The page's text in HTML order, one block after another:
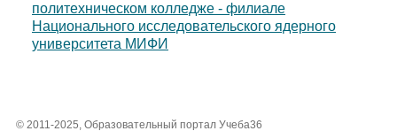
политехническом колледже - филиале
Национального исследовательского ядерного
университета МИФИ
© 2011-2025, Образовательный портал Учеба36